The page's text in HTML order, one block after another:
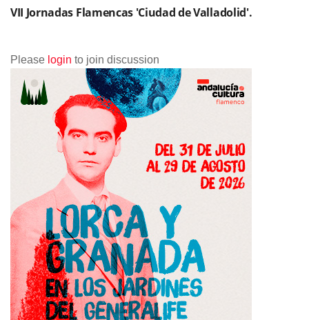
VII Jornadas Flamencas 'Ciudad de Valladolid'.
Please login to join discussion